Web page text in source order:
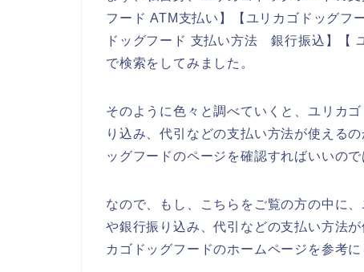
フード ATM支払い】【ユリカゴドッグ
ドッグフード 支払い方法 銀行振込】【
で検索をしてみました。
そのように色々と調べていくと、ユリカ
り込み、代引などの支払い方法が使える
ッグフードのページを確認すればいいの
なので、もし、こちらをご覧の方の中に
や銀行振り込み、代引などの支払い方法
カゴドッグフードのホームページを参考